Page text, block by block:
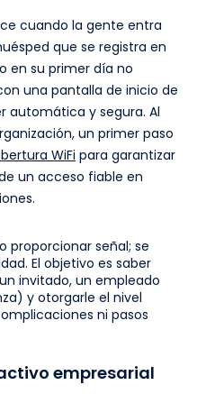
cuando la gente entra
que se registra en
en su primer día no
una pantalla de inicio de
automática y segura. Al
un primer paso
WiFi para garantizar
un acceso fiable en
proporcionar señal; se
El objetivo es saber
invitado, un empleado
y otorgarle el nivel
ni pasos
empresarial